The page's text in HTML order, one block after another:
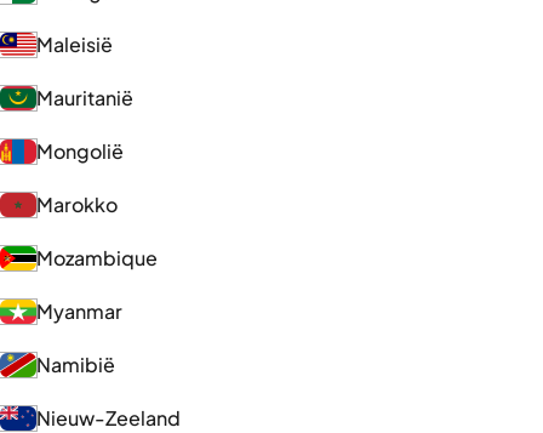
Maleisië
Mauritanië
Mongolië
Marokko
Mozambique
Myanmar
Namibië
Nieuw-Zeeland